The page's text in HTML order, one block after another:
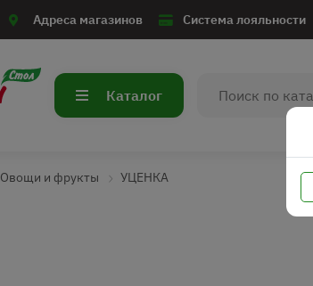
Адреса магазинов Система лояльности
Каталог
Овощи и фрукты УЦЕНКА